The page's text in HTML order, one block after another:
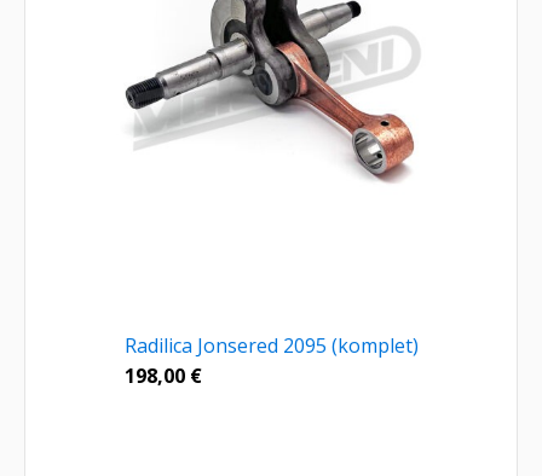
Radilica Jonsered 2095 (komplet)
198,00 €